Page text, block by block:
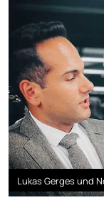
Lukas Gerges und